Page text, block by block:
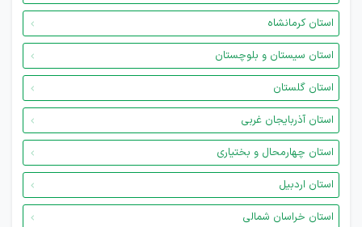
استان کرمانشاه
استان سیستان و بلوچستان
استان گلستان
استان آذربایجان غربی
استان چهارمحال و بختیاری
استان اردبیل
استان خراسان شمالی